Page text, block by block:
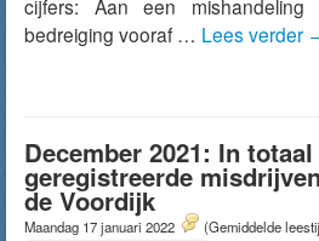
cijfers: Aan een
bedreiging vooraf … Lees verder
December 2021: In totaal
geregistreerde
de Voordijk
Maandag 17 januari 2022 (Gemiddelde